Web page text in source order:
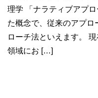
理学 「ナラティブアプ
た概念で、従来のアプ
ローチ法といえます。
領域にお […]